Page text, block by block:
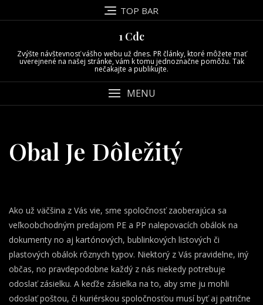
to
TOP BAR
1 Cdc
Zvýšte návštevnosť vášho webu už dnes. PR články, ktoré môžete mať
uverejnené na našej stránke, vám k tomu jednoznačne pomôžu. Tak
nečakajte a publikujte.
MENU
Obal Je Dôležitý
Ako už väčšina z Vás vie, sme spoločnosť zaoberajúca sa
veľkoobchodným predajom PE a PP nalepovacích obálok na
dokumenty no aj kartónových, bublinkových listových či
plastových obálok rôznych typov. Niektorý z Vás pravidelne, iný
občas, no pravdepodobne každý z nás niekedy potrebuje
odoslať zásielku. A keďže zásielka na to, aby sme ju mohli
odoslať poštou, či kuriérskou spoločnosťou musí byť aj patrične